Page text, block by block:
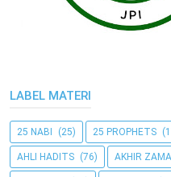
LABEL MATERI
25 NABI (25) 25 PROPHETS
AHLI HADITS (76) AKHIR